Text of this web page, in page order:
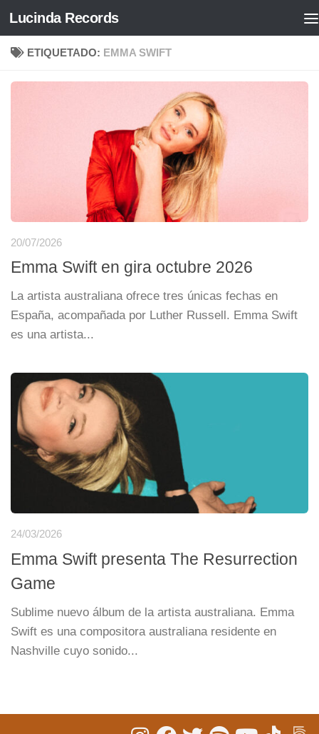
Saltar al contenido
Lucinda Records
ETIQUETADO: EMMA SWIFT
20/07/2026
Emma Swift en gira octubre 2026
La artista australiana ofrece tres únicas fechas en
España, acompañada por Luther Russell. Emma Swift
es una artista...
24/03/2026
Emma Swift presenta The Resurrection
Game
Sublime nuevo álbum de la artista australiana. Emma
Swift es una compositora australiana residente en
Nashville cuyo sonido...